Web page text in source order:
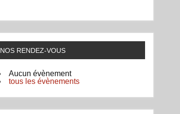
NOS RENDEZ-VOUS
Aucun évènement
tous les évènements